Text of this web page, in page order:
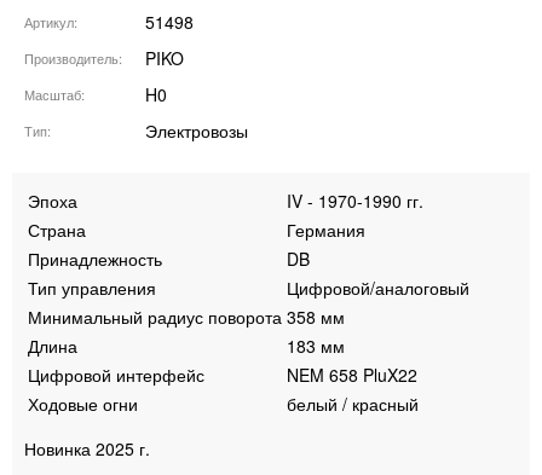
Артикул 51498
Производитель PIKO
Масштаб H0
Тип Электровозы
Эпоха
IV - 1970-1990 гг.
Страна
Германия
Принадлежность
DB
Тип управления
Цифровой/аналоговый
Минимальный радиус поворота 358 мм
Длина
183 мм
Цифровой интерфейс
NEM 658 PluX22
Ходовые огни
белый / красный
Новинка 2025 г.